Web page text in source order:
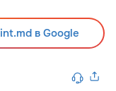
в Google